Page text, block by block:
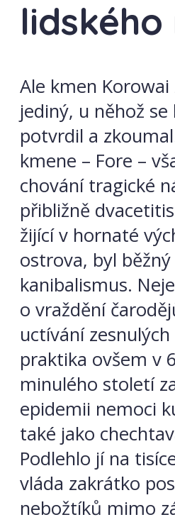
lidského
Ale kmen
jediný, u něhož
potvrdil a
kmene – Fore –
chování tragické
přibližně
žijící v hornaté
ostrova, byl
kanibalismus.
o vraždění
uctívání
praktika ovšem v
minulého století
epidemii nemoci
také jako
Podlehlo jí na
vláda zakrátko
nebožtíků mimo